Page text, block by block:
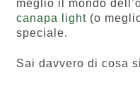
meglio il mondo
canapa light(o
speciale.
Sai davvero di cosa